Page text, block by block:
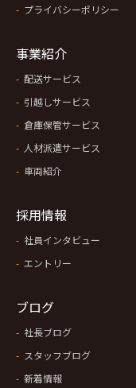
プライバシーポリシー
事業紹介
配送サービス
引越しサービス
倉庫保管サービス
人材派遣サービス
車両紹介
採用情報
社員インタビュー
エントリー
ブログ
社長ブログ
スタッフブログ
新着情報